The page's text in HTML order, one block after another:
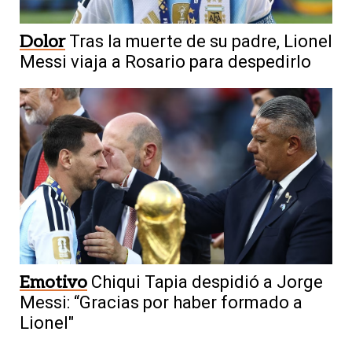
Dolor Tras la muerte de su padre, Lionel
Messi viaja a Rosario para despedirlo
Emotivo Chiqui Tapia despidió a Jorge
Messi: “Gracias por haber formado a
Lionel"